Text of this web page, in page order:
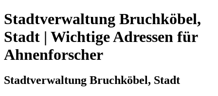
Stadtverwaltung Bruchköbel,
Stadt | Wichtige Adressen für
Ahnenforscher
Stadtverwaltung Bruchköbel, Stadt